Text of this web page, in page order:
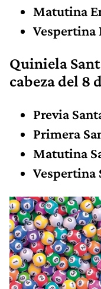
Matutina
Vespertina
Quiniela
cabeza del 8
Previa
Primera
Matutina
Vespertina